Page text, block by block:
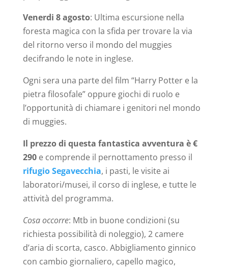
Venerdi 8 agosto: Ultima escursione nella
foresta magica con la sfida per trovare la via
del ritorno verso il mondo del muggies
decifrando le note in inglese.
Ogni sera una parte del film “Harry Potter e la
pietra filosofale” oppure giochi di ruolo e
l’opportunità di chiamare i genitori nel mondo
di muggies.
Il prezzo di questa fantastica avventura è €
290e comprende il pernottamento presso il
rifugio Segavecchia, i pasti, le visite ai
laboratori/musei, il corso di inglese, e tutte le
attività del programma.
Cosa occorre: Mtb in buone condizioni (su
richiesta possibilità di noleggio), 2 camere
d’aria di scorta, casco. Abbigliamento ginnico
con cambio giornaliero, capello magico,